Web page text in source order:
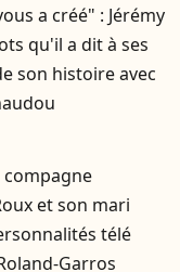
a créé" : Jérémy
qu'il a dit à ses
son histoire avec
compagne
et son mari
télé
Garros